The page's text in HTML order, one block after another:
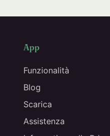
App
Funzionalità
Blog
Scarica
Assistenza